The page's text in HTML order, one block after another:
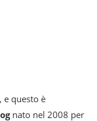
e questo è
nato nel 2008 per